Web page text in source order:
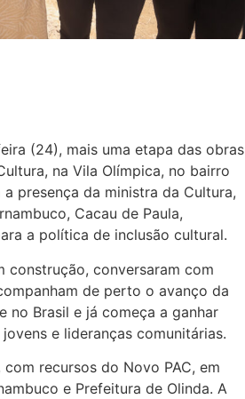
(24), mais uma etapa das obras
na Vila Olímpica, no bairro
presença da ministra da Cultura,
Cacau de Paula,
a política de inclusão cultural.
construção, conversaram com
de perto o avanço da
no Brasil e já começa a ganhar
e lideranças comunitárias.
recursos do Novo PAC, em
e Prefeitura de Olinda. A